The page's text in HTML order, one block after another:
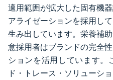
適用範囲が拡大した固有機
アライゼーションを採用し
生み出しています。栄養補
意採用者はブランドの完全
ションを活用しています。
ド・トレース・ソリューシ